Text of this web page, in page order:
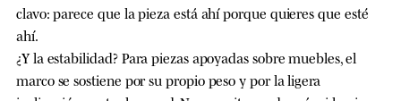
clavo: parece que la pieza está ahí porque quieres que esté
ahí.
¿Y la estabilidad? Para piezas apoyadas sobre muebles, el
marco se sostiene por su propio peso y por la ligera